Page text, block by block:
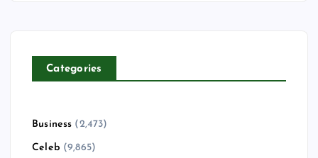
Categories
Business (2,473)
Celeb (9,865)